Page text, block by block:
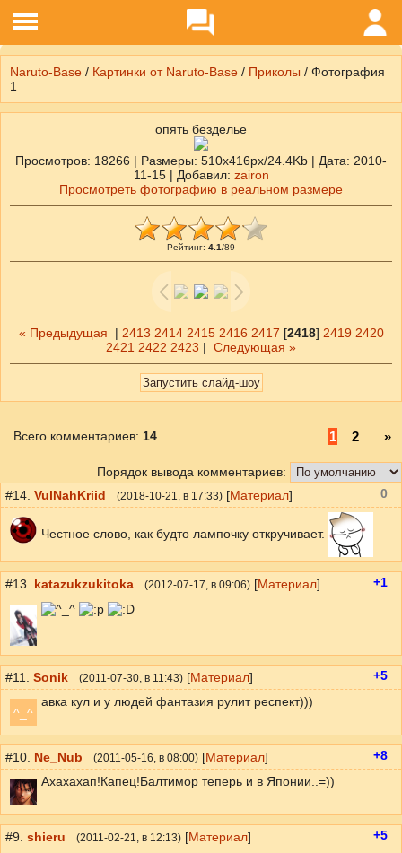
Naruto-Base / Картинки от Naruto-Base / Приколы / Фотография
1
опять безделье
Просмотров: 18266 | Размеры: 510x416px/24.4Kb | Дата: 2010-
11-15 | Добавил: zairon
Просмотреть фотографию в реальном размере
Рейтинг: 4.1/89
« Предыдущая | 2413 2414 2415 2416 2417 [2418] 2419 2420
2421 2422 2423 | Следующая »
Всего комментариев: 14 1 2 »
Порядок вывода комментариев:
#14. VulNahKriid (2018-10-21 , в 17:33) [Материал]
Честное слово, как будто лампочку откручивает.
0
#13. katazukzukitoka (2012-07-17 , в 09:06) [Материал] +1
#11. Sonik (2011-07-30 , в 11:43) [Материал]
^_^
авка кул и у людей фантазия рулит респект)))
+5
#10. Ne_Nub (2011-05-16 , в 08:00) [Материал]
Ахахахап!Капец!Балтимор теперь и в Японии..=))
+8
#9. shieru (2011-02-21 , в 12:13) [Материал] +5